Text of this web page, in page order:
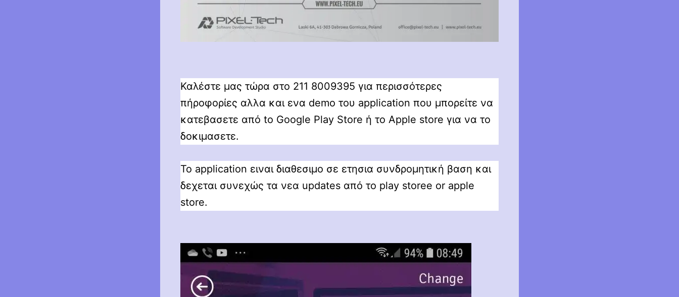
Καλέστε μας τώρα στο 211 8009395 για περισσότερες
πήροφορίες αλλα και ενα demo του application που μπορείτε να
κατεβασετε από to Google Play Store ή το Apple store για να το
δοκιμασετε.
Το application ειναι διαθεσιμο σε ετησια συνδρομητική βαση και
δεχεται συνεχώς τα νεα updates από το play storee or apple
store.